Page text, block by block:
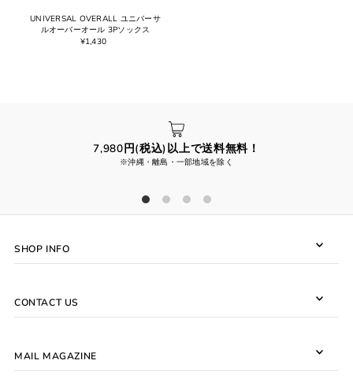
UNIVERSAL OVERALL ユニバーサ
ルオーバーオール 3Pソックス
¥1,430
7,980円(税込)以上で送料無料！
※沖縄・離島・一部地域を除く
SHOP INFO
CONTACT US
MAIL MAGAZINE